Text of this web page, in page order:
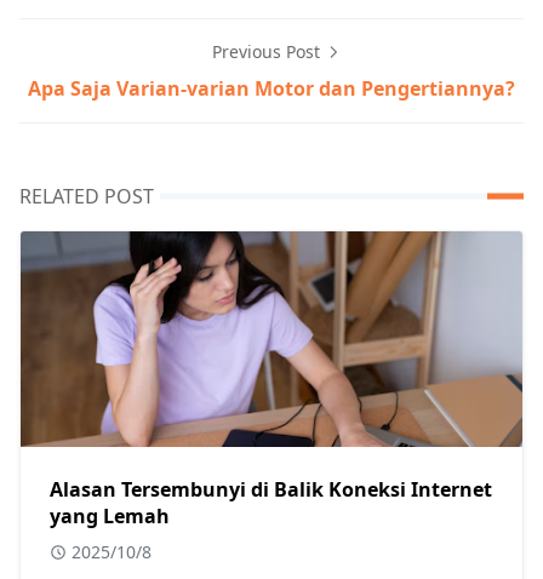
Previous Post
Apa Saja Varian-varian Motor dan Pengertiannya?
RELATED POST
Alasan Tersembunyi di Balik Koneksi Internet
yang Lemah
2025/10/8